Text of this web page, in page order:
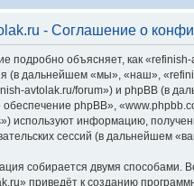
- Соглашение о
подробно объясняет, как «refinish-
(в дальнейшем «мы», «наш»,
avtolak.ru/forum») и phpBB (в
phpBB»,
используют информацию,
сессий (в дальнейшем
собирается двумя способами.
приведёт к созданию